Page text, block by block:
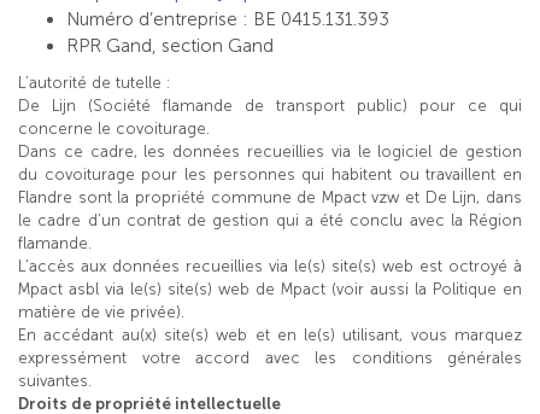
Numéro d’entreprise : BE 0415.131.393
RPR Gand, section Gand
L’autorité de tutelle :
De Lijn (Société flamande de transport public) pour ce qui
concerne le covoiturage.
Dans ce cadre, les données recueillies via le logiciel de gestion
du covoiturage pour les personnes qui habitent ou travaillent en
Flandre sont la propriété commune de Mpact vzw et De Lijn, dans
le cadre d’un contrat de gestion qui a été conclu avec la Région
flamande.
L’accès aux données recueillies via le(s) site(s) web est octroyé à
Mpact asbl via le(s) site(s) web de Mpact (voir aussi la Politique en
matière de vie privée).
En accédant au(x) site(s) web et en le(s) utilisant, vous marquez
expressément votre accord avec les conditions générales
suivantes.
Droits de propriété intellectuelle